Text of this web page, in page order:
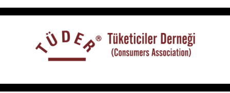
İçeriğe
Tüketiciler
tuketicilerdernegi.org.tr